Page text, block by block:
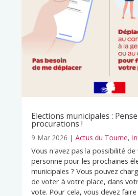
Elections municipales :
procurations !
9 Mar 2026 | Actus du Tourne,
Vous n'avez pas la possibilité
personne pour les prochaines
municipales ? Vous pouvez
de voter à votre place, dans
vote. Pour cela, vous devez faire